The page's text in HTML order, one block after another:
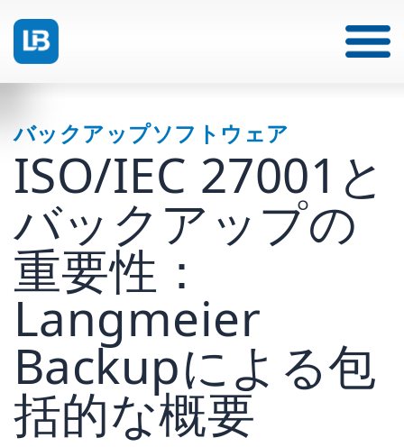
バックアップソフトウェア
ISO/IEC 27001と
バックアップの
重要性：
Langmeier
Backupによる包
括的な概要